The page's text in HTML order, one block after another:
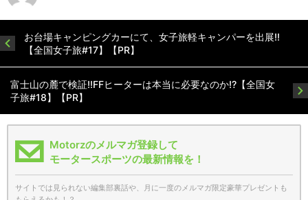
お台場キャンピングカーにて、女子旅軽キャンパーを出展!!
【全国女子旅#17】【PR】
富士山の麓で検証!!FFヒーターは本当に必要なのか!?【全国女
子旅#18】【PR】
Motorzのメルマガ登録して
モータースポーツの最新情報を！
サイトでは見られない編集部裏話や、月に一度のメルマガ限定豪華プレゼントも